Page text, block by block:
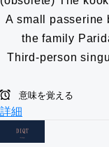
A small passerine
the family
Third-person
意味を覚える
詳細